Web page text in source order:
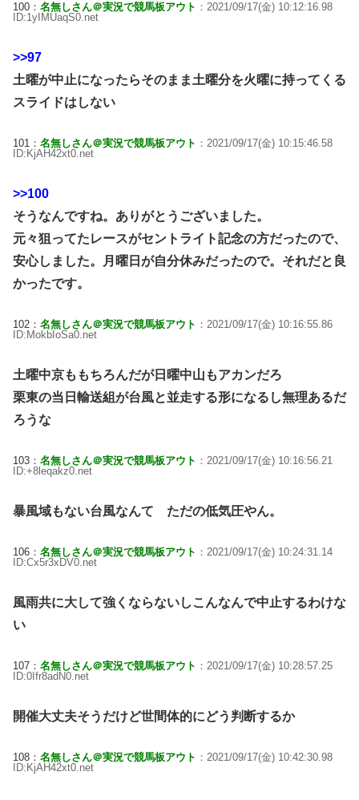
100： 名無しさん＠実況で競馬板アウト ：2021/09/17(金) 10:12:16.98
ID:1yIMUaqS0.net
>>97
土曜が中止になったらそのまま土曜分を火曜に持ってくる
スライドはしない
101： 名無しさん＠実況で競馬板アウト ：2021/09/17(金) 10:15:46.58
ID:KjAH42xt0.net
>>100
そうなんですね。ありがとうございました。
元々狙ってたレースがセントライト記念の方だったので、
安心しました。月曜日が自分休みだったので。それだと良
かったです。
102： 名無しさん＠実況で競馬板アウト ：2021/09/17(金) 10:16:55.86
ID:MokbIoSa0.net
土曜中京ももちろんだが日曜中山もアカンだろ
栗東の当日輸送組が台風と並走する形になるし無理あるだ
ろうな
103： 名無しさん＠実況で競馬板アウト ：2021/09/17(金) 10:16:56.21
ID:+8leqakz0.net
暴風域もない台風なんて ただの低気圧やん。
106： 名無しさん＠実況で競馬板アウト ：2021/09/17(金) 10:24:31.14
ID:Cx5r3xDV0.net
風雨共に大して強くならないしこんなんで中止するわけな
い
107： 名無しさん＠実況で競馬板アウト ：2021/09/17(金) 10:28:57.25
ID:0Ifr8adN0.net
開催大丈夫そうだけど世間体的にどう判断するか
108： 名無しさん＠実況で競馬板アウト ：2021/09/17(金) 10:42:30.98
ID:KjAH42xt0.net